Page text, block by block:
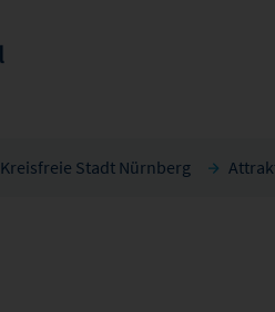
Kreisfreie Stadt Nürnberg